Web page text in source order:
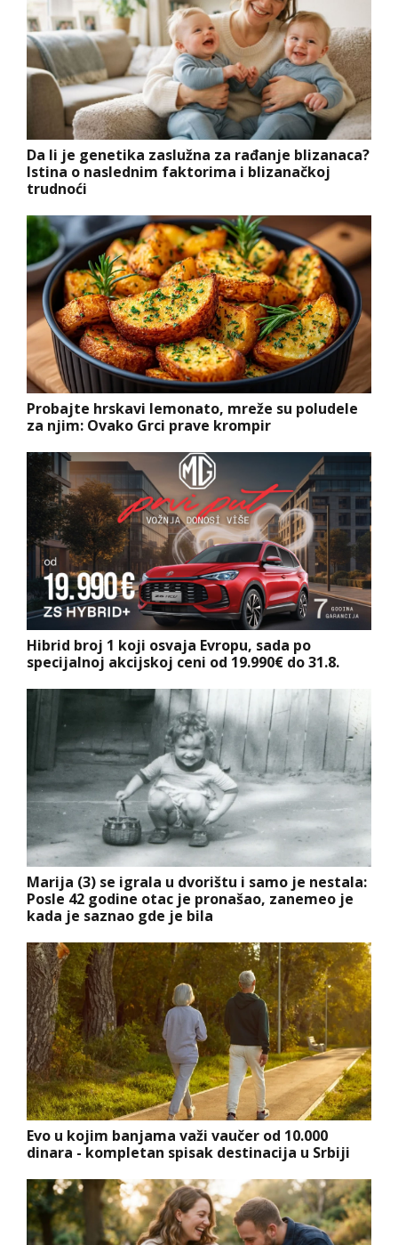
Da li je genetika zaslužna za rađanje blizanaca?
Istina o naslednim faktorima i blizanačkoj
trudnoći
Probajte hrskavi lemonato, mreže su poludele
za njim: Ovako Grci prave krompir
Hibrid broj 1 koji osvaja Evropu, sada po
specijalnoj akcijskoj ceni od 19.990€ do 31.8.
Marija (3) se igrala u dvorištu i samo je nestala:
Posle 42 godine otac je pronašao, zanemeo je
kada je saznao gde je bila
Evo u kojim banjama važi vaučer od 10.000
dinara - kompletan spisak destinacija u Srbiji